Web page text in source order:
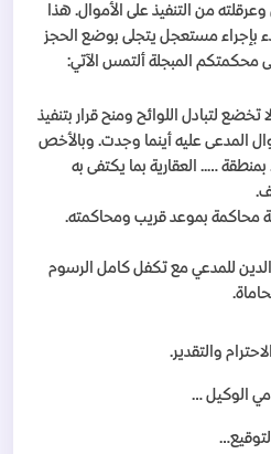
من التنفيذ على الأموال. هذا
بإجراء مستعجل يتجلى بوضع الحجز
محكمتكم المبجلة ألتمس الآتي:
لتبادل اللوائح ومنح قرار بتنفيذ
المدعى عليه أينما وجدت. وبالأخص
….. العقارية بما يكتفى به
محاكمة بموعد قريب ومحاكمته.
الدين للمدعي مع تكفل كامل الرسوم
والتقدير.
الوكيل …
التوقيع…